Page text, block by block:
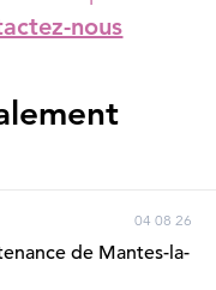
nous
04 08 26
de Mantes-la-